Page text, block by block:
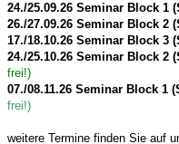
24./25.09.26 Seminar Block 1
26./27.09.26 Seminar Block 2
17./18.10.26 Seminar Block 3
24./25.10.26 Seminar Block 2
frei!)
07./08.11.26 Seminar Block 1
frei!)
weitere Termine finden Sie auf